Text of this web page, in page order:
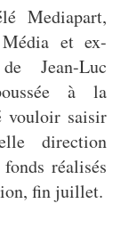
Mediapart,
et ex-
Jean-Luc
à la
vouloir saisir
direction
réalisés
fin juillet.